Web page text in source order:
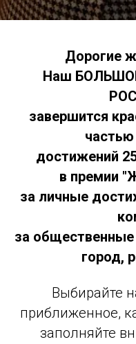
Дорогие
Наш
завершится
достижений
в премии
за личные
за
город,
Выбирайте
приближенное,
заполняйте